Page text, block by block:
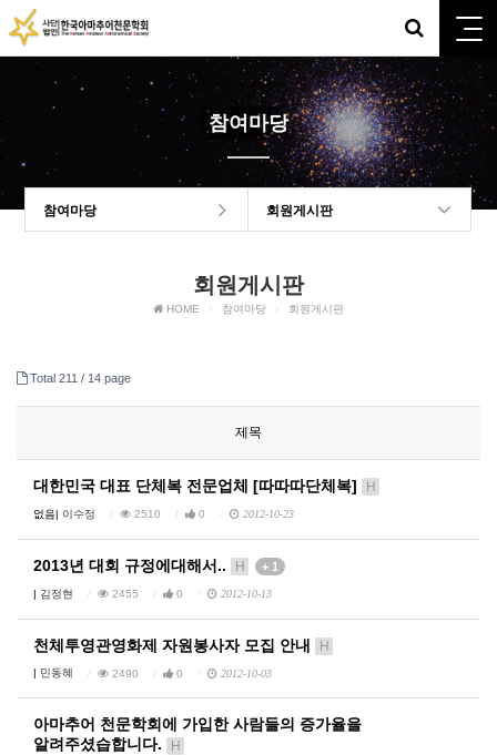
참여마당
참여마당 회원게시판
회원게시판
HOME 참여마당 회원게시판
Total 211 / 14 page
제목
대한민국 대표 단체복 전문업체 [따따따단체복] H
없음| 이수정 2510 0 2012-10-23
2013년 대회 규정에대해서.. H + 1
| 김정현 2455 0 2012-10-13
천체투영관영화제 자원봉사자 모집 안내 H
민동혜 2490 0 2012-10-03
아마추어 천문학회에 가입한 사람들의 증가율을
알려주셨습합니다.
H